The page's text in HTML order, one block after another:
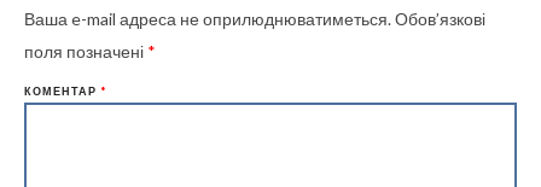
Ваша e-mail адреса не оприлюднюватиметься.Обов’язкові
поля позначені *
КОМЕНТАР *